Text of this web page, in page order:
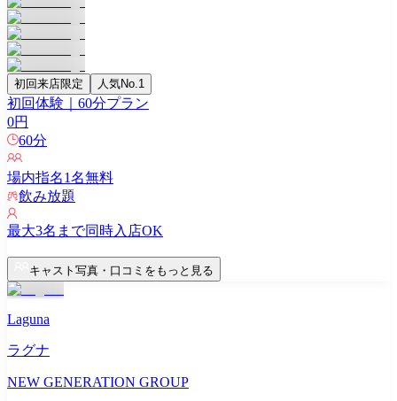
初回来店限定 人気No.1
初回体験｜60分プラン
0円
60分
場内指名1名無料
飲み放題
最大3名まで同時入店OK
キャスト写真・口コミをもっと見る
Laguna
ラグナ
NEW GENERATION GROUP